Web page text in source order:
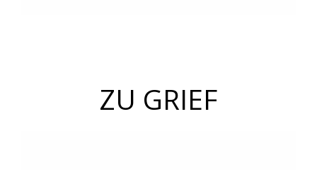
ZU GRIEF